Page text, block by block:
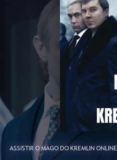
ASSISTIR O MAGO DO KREMLIN ONLINE